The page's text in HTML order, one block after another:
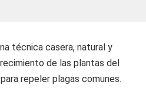
técnica casera, natural y
de las plantas del
repeler plagas comunes.